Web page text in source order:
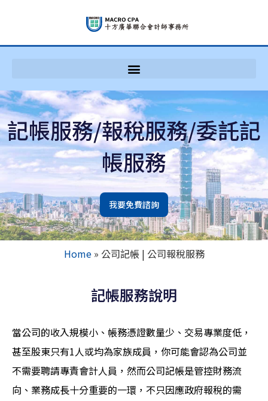
記帳服務/報稅服務/委託記
帳服務
我要免費諮詢
Home» 公司記帳 | 公司報稅服務
記帳服務說明​
當公司的收入規模小、帳務憑證數量少、交易專業度低，
甚至股東只有1人或均為家族成員，你可能會認為公司並
不需要聘請專責會計人員，然而公司記帳是管控財務流
向、業務成長十分重要的一環，不只因應政府報稅的需